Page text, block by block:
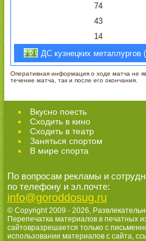
74
43
14
ДС кузнецких металлургов
Оперативная информация о ходе матча не
течение матча, так и после его окончания.
Вкусно поесть
Сходить в кино
Cходить в театр
Заняться спортом
В мире спорта
По вопросам рекламы и
по телефону и эл.почте:
info@goroddosug.ru
© Copyright 2009 - 2026,
Перепечатка материалов в печатных
сайтовразрешается только с
использовании материалов с сайта,